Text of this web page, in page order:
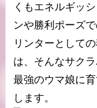
くもエネルギッ
ンや勝利ポーズ
リンターとして
は、そんなサク
最強のウマ娘に
します。